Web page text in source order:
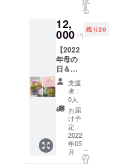
す。 内
容量が
通常の
ドリッ
プバッ
グの倍
近くの
量が
入って
おり、2
杯楽し
んだ
り、濃
い目に
楽しん
を温か
くして
くれる
ことと
思いま
す。
（メッ
セージ
例：い
つも育
児を頑
張って
います
ね。
ゆっく
りコー
ちみ
つ・卵
（国
産）、
アーモ
ンド・
アーモ
ンドパ
ウダー
（アメ
リカ
産） 保
存方
法：高
温多湿
みご飯
鶏肉の
麹漬け
焼き／
大豆
ミート
の醤油
麹から
揚げ 旬
野菜の
お漬物
／味噌
ホワイ
トシ
チュー
グラ
ニュー
糖・卵
（国
産）、
アーモ
ンド・
アーモ
ンドパ
ウダー
（アメ
リカ）
保存方
法：高
温多湿
しいお
菓子を
食べて
ほしい
という
思いで
作った
リター
ンで
す。 こ
ちらを
作られ
ている
のは、
mamat
ウド
ディン
グの挑
戦にご
賛同く
ださり
ありが
とうご
ざいま
す。
シェア
キッチ
ンを10
時間ご
利用で
きま
す
る
12,
000 円
残り20
【2022
年母の
日＆父
の日用
オリジ
ナルフ
ラワー
アレン
ジメン
ト】
【オリ
ジナル
支援
者：
0人
お届
け予
定：
2022
年05
月
こ
の
リ